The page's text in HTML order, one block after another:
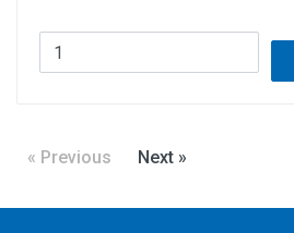
« Previous Next »